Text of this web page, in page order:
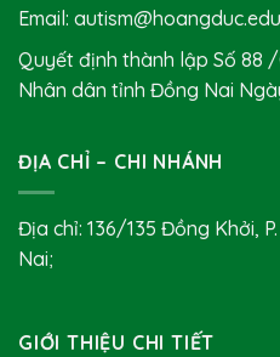
Email:
Quyết định thành lập Số 88
Nhân dân tỉnh Đồng Nai
ĐỊA CHỈ – CHI NHÁNH
Địa chỉ: 136/135 Đồng Khởi,
Nai;
GIỚI THIỆU CHI TIẾT